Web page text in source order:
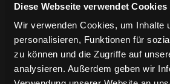
Diese Webseite verwendet Cookies
Wir verwenden Cookies, um Inhalte
personalisieren, Funktionen für
zu können und die Zugriffe auf
analysieren. Außerdem geben wir
UMSATZSTEUER-
GEMÄß§ 27 A